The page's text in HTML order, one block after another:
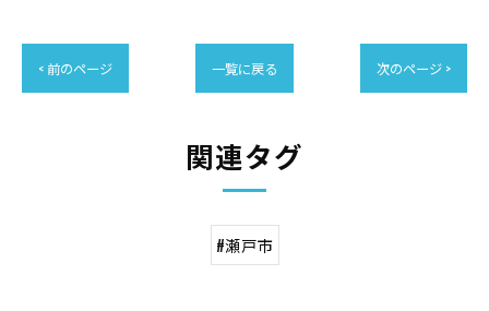
< 前のページ 一覧に戻る 次のページ >
関連タグ
#瀬戸市